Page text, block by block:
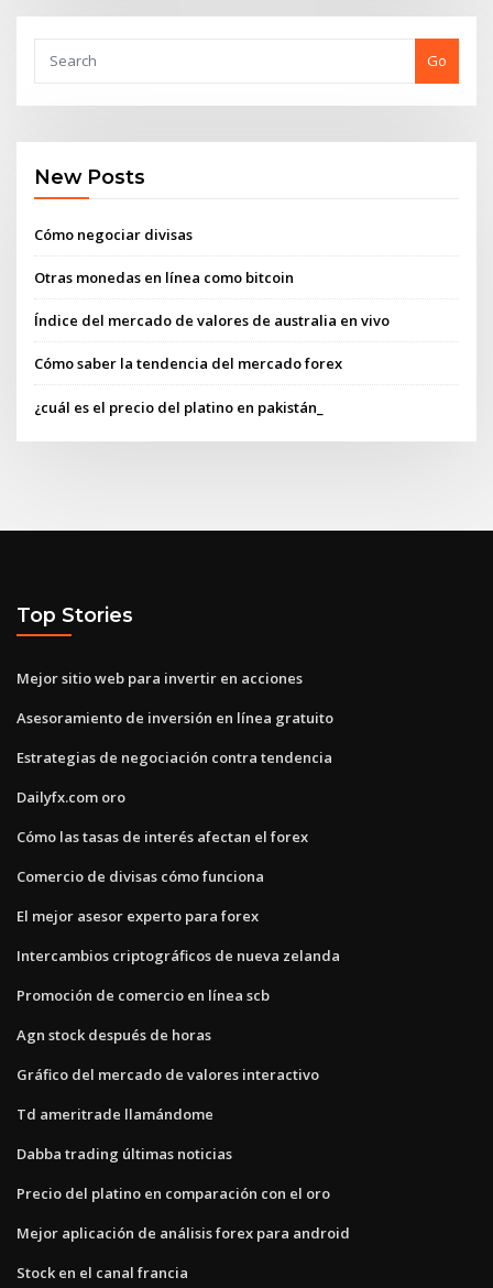
Go
New Posts
Cómo negociar divisas
Otras monedas en línea como bitcoin
Índice del mercado de valores de australia en vivo
Cómo saber la tendencia del mercado forex
¿cuál es el precio del platino en pakistán_
Top Stories
Mejor sitio web para invertir en acciones
Asesoramiento de inversión en línea gratuito
Estrategias de negociación contra tendencia
Dailyfx.com oro
Cómo las tasas de interés afectan el forex
Comercio de divisas cómo funciona
El mejor asesor experto para forex
Intercambios criptográficos de nueva zelanda
Promoción de comercio en línea scb
Agn stock después de horas
Gráfico del mercado de valores interactivo
Td ameritrade llamándome
Dabba trading últimas noticias
Precio del platino en comparación con el oro
Mejor aplicación de análisis forex para android
Stock en el canal francia